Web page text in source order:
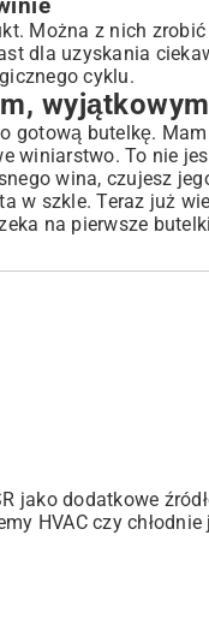
Można z nich
dla uzyskania
cyklu.
gotową butelkę.
winiarstwo. To nie
wina, czujesz
w szkle. Teraz już
na pierwsze
jako dodatkowe
HVAC czy